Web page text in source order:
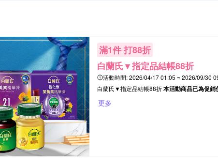
滿1件 打88折
白蘭氏▼指定品結帳88折
活動時間:2026/04/17 01:05 ~ 2026/09/30
白蘭氏▼指定品結帳88折本活動商品已為促銷
更多